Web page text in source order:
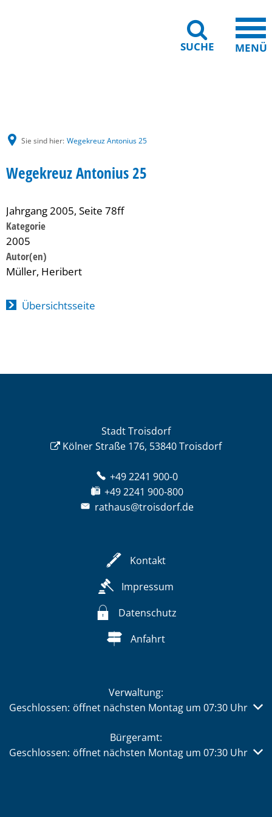
SUCHE MENÜ
Sie sind hier: Wegekreuz Antonius 25
Wegekreuz Antonius 25
Jahrgang 2005, Seite 78ff
Kategorie
2005
Müller, Heribert
Übersichtsseite
Stadt Troisdorf
Kölner Straße 176, 53840 Troisdorf
+49 2241 900-0
+49 2241 900-800
rathaus@troisdorf.de
Kontakt
Impressum
Datenschutz
Anfahrt
Verwaltung:
Klicken, um weitere Öffnungs- oder Schließzeiten
Geschlossen: öffnet nächsten Montag um 07:30 Uhr
Bürgeramt:
Klicken, um weitere Öffnungs- oder Schließzeiten
Geschlossen: öffnet nächsten Montag um 07:30 Uhr